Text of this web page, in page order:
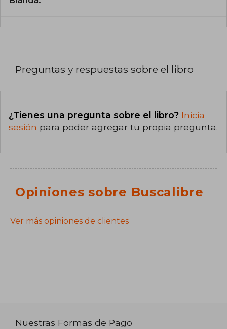
Preguntas y respuestas sobre el libro
¿Tienes una pregunta sobre el libro? Inicia
sesión para poder agregar tu propia pregunta.
Opiniones sobre Buscalibre
Ver más opiniones de clientes
Nuestras Formas de Pago